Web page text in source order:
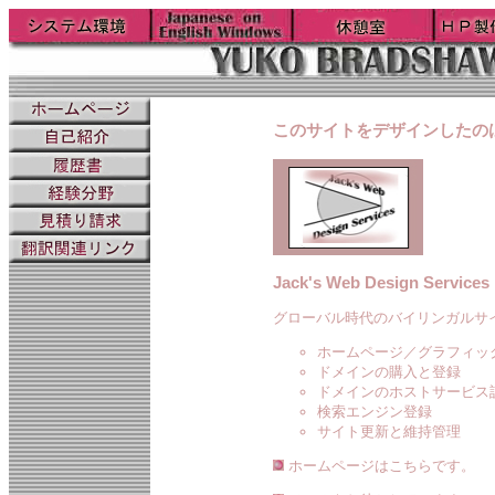
このサイトをデザインしたの
Jack's Web Design Services
グローバル時代のバイリンガルサ
ホームページ／グラフィッ
ドメインの購入と登録
ドメインのホストサービス
検索エンジン登録
サイト更新と維持管理
ホームページはこちらです。